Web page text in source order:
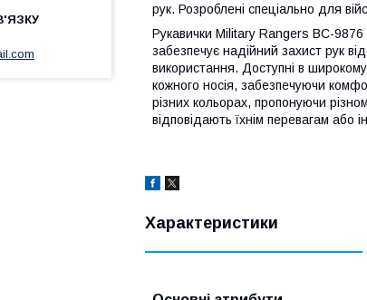
рук. Розроблені спеціально для
Рукавички Military Rangers BC-9876
забезпечує надійний захист рук
використання. Доступні в
кожного носія, забезпечуючи
різних кольорах, пропонуючи
відповідають їхнім перевагам або
Характеристики